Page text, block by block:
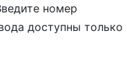
номер
доступны только